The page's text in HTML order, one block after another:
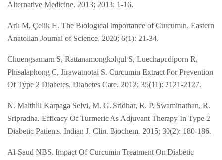
Alternative Medicine. 2013; 2013: 1-16.
Arlı M, Çelik H. The Bıologıcal Importance of Curcumın. Eastern
Anatolian Journal of Science. 2020; 6(1): 21-34.
Chuengsamarn S, Rattanamongkolgul S, Luechapudiporn R,
Phisalaphong C, Jirawatnotai S. Curcumin Extract For Prevention
Of Type 2 Diabetes. Diabetes Care. 2012; 35(11): 2121-2127.
N. Maithili Karpaga Selvi, M. G. Sridhar, R. P. Swaminathan, R.
Sripradha. Efficacy Of Turmeric As Adjuvant Therapy İn Type 2
Diabetic Patients. Indian J. Clin. Biochem. 2015; 30(2): 180-186.
Al-Saud NBS. Impact Of Curcumin Treatment On Diabetic